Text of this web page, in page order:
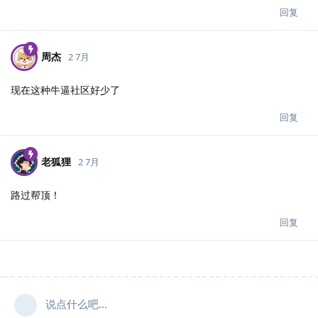
回复
周杰 2 7月
现在这种牛逼社区好少了
回复
老狐狸 2 7月
路过帮顶！
回复
说点什么吧...